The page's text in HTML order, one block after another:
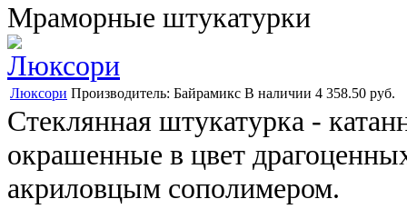
Мраморные штукатурки
Люксори Производитель: Байрамикс В наличии 4 358.50 руб.
Стеклянная штукатурка -
окрашенные в цвет
акриловцым сополимером.